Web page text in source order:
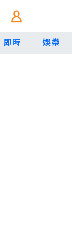
即時 娛樂